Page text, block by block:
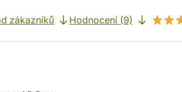
zákazníků Hodnocení (9)